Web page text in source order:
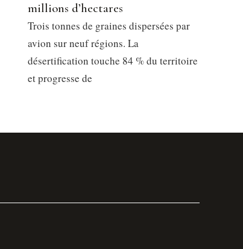
millions d’hectares
Trois tonnes de graines dispersées par
avion sur neuf régions. La
désertification touche 84 % du territoire
et progresse de